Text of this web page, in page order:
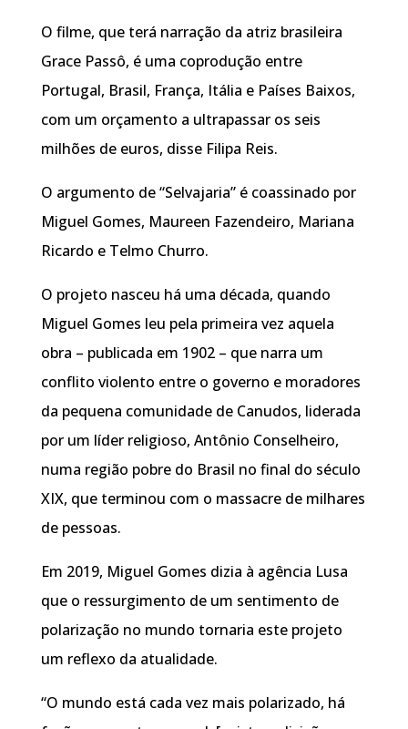
O filme, que terá narração da atriz brasileira
Grace Passô, é uma coprodução entre
Portugal, Brasil, França, Itália e Países Baixos,
com um orçamento a ultrapassar os seis
milhões de euros, disse Filipa Reis.
O argumento de “Selvajaria” é coassinado por
Miguel Gomes, Maureen Fazendeiro, Mariana
Ricardo e Telmo Churro.
O projeto nasceu há uma década, quando
Miguel Gomes leu pela primeira vez aquela
obra – publicada em 1902 – que narra um
conflito violento entre o governo e moradores
da pequena comunidade de Canudos, liderada
por um líder religioso, Antônio Conselheiro,
numa região pobre do Brasil no final do século
XIX, que terminou com o massacre de milhares
de pessoas.
Em 2019, Miguel Gomes dizia à agência Lusa
que o ressurgimento de um sentimento de
polarização no mundo tornaria este projeto
um reflexo da atualidade.
“O mundo está cada vez mais polarizado, há